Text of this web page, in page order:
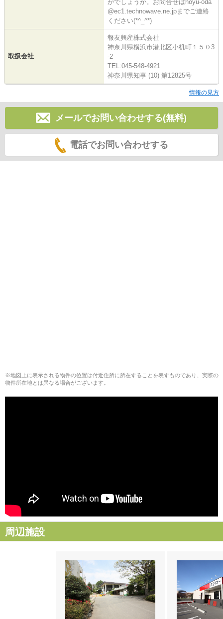
がでしょうか。お問合せはhoyu-oda
@ec1.technowave.ne.jpまでご連絡
ください(*^_^*)
取扱会社
報友興産株式会社
神奈川県横浜市港北区小机町１５０3
-2
TEL:045-548-4921
神奈川県知事 (10) 第12825号
情報の見方
メールでお問い合わせする(無料)
電話でお問い合わせする
※地図上に表示される物件の位置は付近住所に所在することを表すものであり、実際の
物件所在地とは異なる場合がございます。
周辺施設